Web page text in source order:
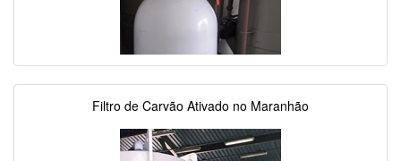
Filtro de Carvão Ativado no Maranhão